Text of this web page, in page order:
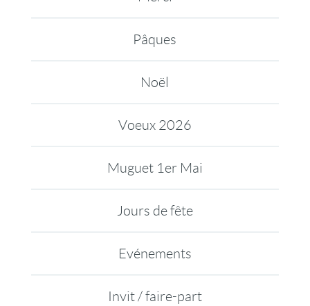
Pâques
Noël
Voeux 2026
Muguet 1er Mai
Jours de fête
Evénements
Invit / faire-part